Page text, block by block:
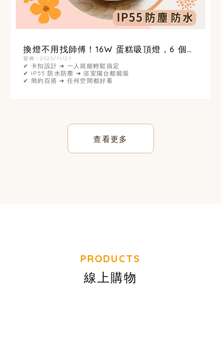
換燈不用找師傅！16W 蛋糕吸頂燈，6 個步
驟就安裝完成
發佈：2025/11/27
✔ 卡扣設計 ➜ 一人就能輕鬆搞定
✔ IP55 防水防塵 ➜ 浴室陽台都能裝
✔ 簡約百搭 ➜ 任何空間都好看
查看更多
線上購物